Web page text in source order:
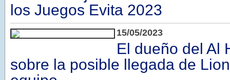
los Juegos Evita 2023
15/05/2023
El dueño del Al
sobre la posible llegada de